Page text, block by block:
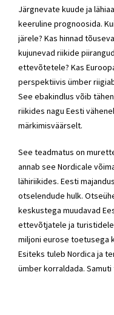
Järgnevate kuude ja
keeruline prognoosida.
järele? Kas hinnad
kujunevad riikide
ettevõtetele? Kas
perspektiivis ümber
See ebakindlus võib
riikides nagu Eesti
märkimisväärselt.
See teadmatus on
annab see Nordicale
lähiriikides. Eesti
otselendude hulk.
keskustega muudavad
ettevõtjatele ja
miljoni eurose toetusega
Esiteks tuleb Nordica ja
ümber korraldada.